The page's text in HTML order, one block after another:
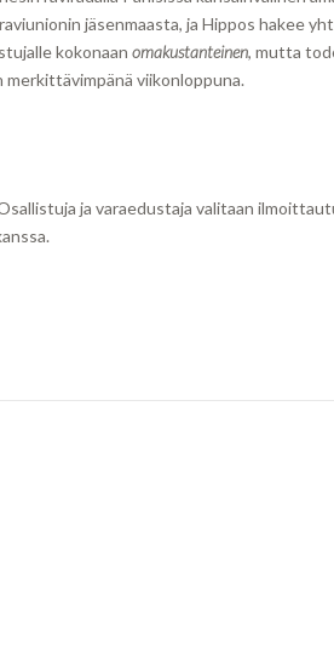
jäsenmaasta, ja Hippos hakee
kokonaanomakustanteinen, mutta
merkittävimpänä viikonloppuna.
ja varaedustaja valitaan